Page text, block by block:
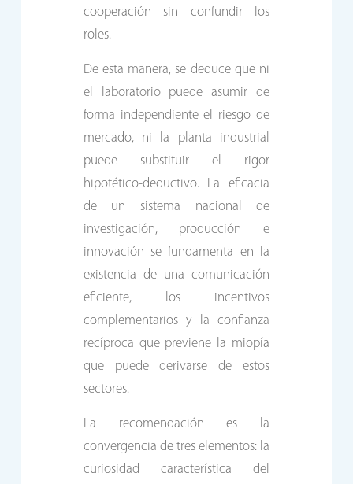
cooperación sin confundir los
roles.
De esta manera, se deduce que ni
el laboratorio puede asumir de
forma independiente el riesgo de
mercado, ni la planta industrial
puede substituir el rigor
hipotético-deductivo. La eficacia
de un sistema nacional de
investigación, producción e
innovación se fundamenta en la
existencia de una comunicación
eficiente, los incentivos
complementarios y la confianza
recíproca que previene la miopía
que puede derivarse de estos
sectores.
La recomendación es la
convergencia de tres elementos: la
curiosidad característica del